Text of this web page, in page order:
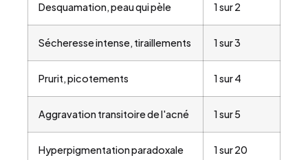
Desquamation, peau qui pèle 1 sur 2
Sécheresse intense, tiraillements 1 sur 3
Prurit, picotements 1 sur 4
Aggravation transitoire de l'acné 1 sur 5
Hyperpigmentation paradoxale 1 sur 20